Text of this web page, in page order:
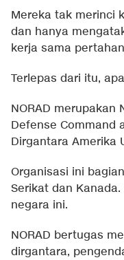
Mereka tak merinci
dan hanya
kerja sama
Terlepas dari itu,
NORAD merupakan
Defense Command
Dirgantara Amerika
Organisasi ini
Serikat dan
negara ini.
NORAD bertugas
dirgantara,